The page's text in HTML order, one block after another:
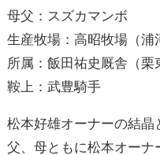
母父：スズカマンボ
生産牧場：高昭牧場（浦
所属：飯田祐史厩舎（栗
鞍上：武豊騎手
松本好雄オーナーの結晶
父、母ともに松本オーナ